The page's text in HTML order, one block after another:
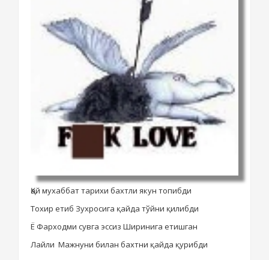
Қай мухаббат тарихи бахтли якун топибди
Тохир етиб Зухросига қайда тўйни қилибди
Ё Фарходми сувга эссиз Ширинига етишган
Лайли Мажнуни билан бахтни қайда қурибди